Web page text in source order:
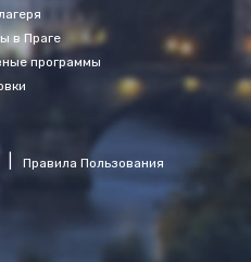
в Праге
программы
Правила Пользования